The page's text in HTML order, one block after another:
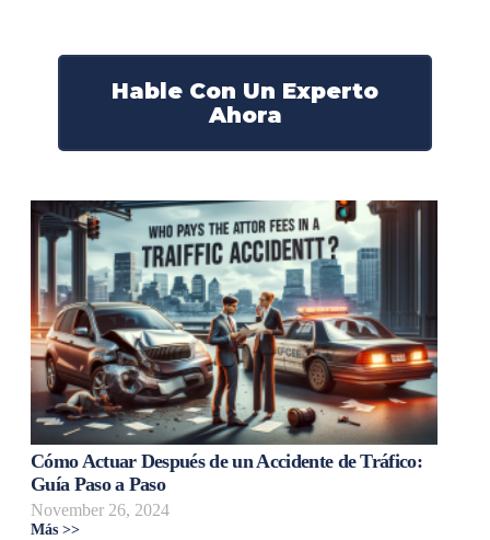
Hable Con Un Experto
Ahora
Cómo Actuar Después de un Accidente de Tráfico:
Guía Paso a Paso
November 26, 2024
Más >>